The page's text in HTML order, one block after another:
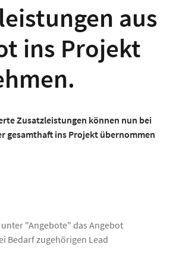
aus
ins Projekt
Zusatzleistungen können nun bei
gesamthaft ins Projekt übernommen
"Angebote" das Angebot
Bedarf zugehörigen Lead